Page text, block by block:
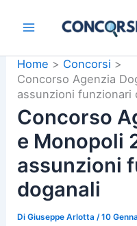
Home
Concorsi
Concorso Agenzia
assunzioni funzionari
Concorso
e Monopoli
assunzioni
doganali
DiGiuseppe Arlotta /10